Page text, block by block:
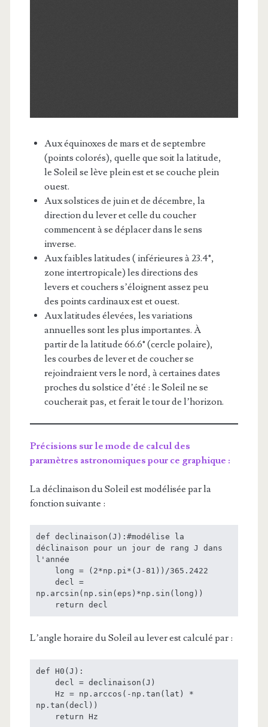
Aux équinoxes de mars et de septembre
(points colorés), quelle que soit la latitude,
le Soleil se lève plein est et se couche plein
ouest.
Aux solstices de juin et de décembre, la
direction du lever et celle du coucher
commencent à se déplacer dans le sens
inverse.
Aux faibles latitudes ( inférieures à 23.4°,
zone intertropicale) les directions des
levers et couchers s’éloignent assez peu
des points cardinaux est et ouest.
Aux latitudes élevées, les variations
annuelles sont les plus importantes. À
partir de la latitude 66.6° (cercle polaire),
les courbes de lever et de coucher se
rejoindraient vers le nord, à certaines dates
proches du solstice d’été : le Soleil ne se
coucherait pas, et ferait le tour de l’horizon.
Précisions sur le mode de calcul des
paramètres astronomiques pour ce graphique :
La déclinaison du Soleil est modélisée par la
fonction suivante :
def declinaison(J):#modélise la
déclinaison pour un jour de rang J dans
l'année
np.arcsin(np.sin(eps)*np.sin(long))
    return decl
L’angle horaire du Soleil au lever est calculé par :
def H0(J):
np.tan(decl))
    return Hz